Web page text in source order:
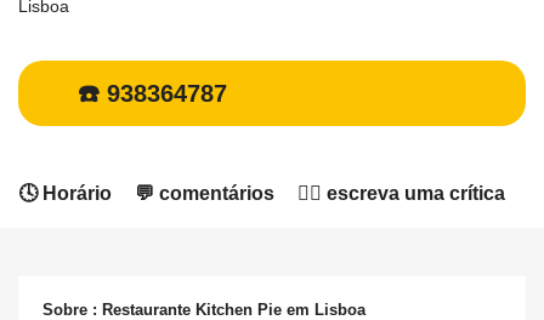
Lisboa
☎️ 938364787
🕓 Horário 💬 comentários ✍🏻 escreva uma crítica
Sobre : Restaurante Kitchen Pie em Lisboa